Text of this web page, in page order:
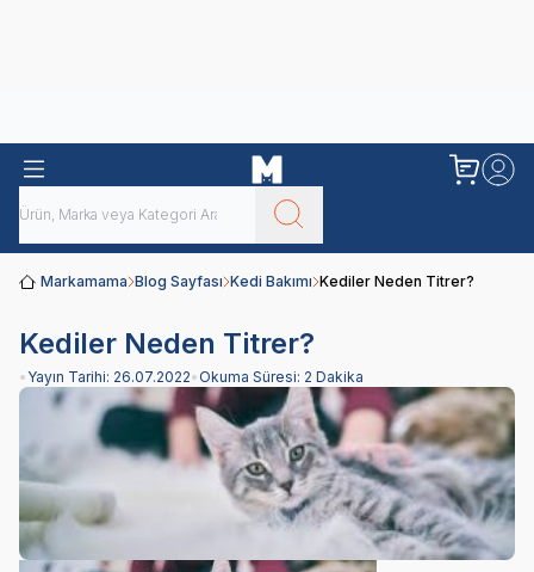
Markamama Blog Sayfası Kedi Bakımı Kediler Neden Titrer?
Kediler Neden Titrer?
• Yayın Tarihi: 26.07.2022•Okuma Süresi: 2 Dakika